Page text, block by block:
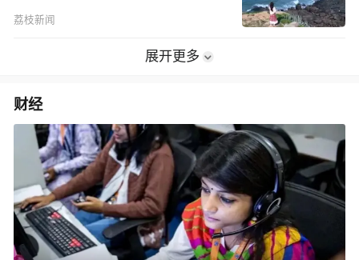
荔枝新闻
展开更多
财经